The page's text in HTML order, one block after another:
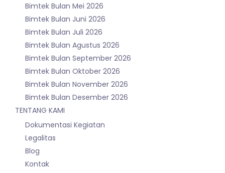
Bimtek Bulan Mei 2026
Bimtek Bulan Juni 2026
Bimtek Bulan Juli 2026
Bimtek Bulan Agustus 2026
Bimtek Bulan September 2026
Bimtek Bulan Oktober 2026
Bimtek Bulan November 2026
Bimtek Bulan Desember 2026
TENTANG KAMI
Dokumentasi Kegiatan
Legalitas
Blog
Kontak